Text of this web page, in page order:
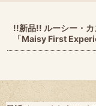
!!新品!! ルーシー・
「Maisy First